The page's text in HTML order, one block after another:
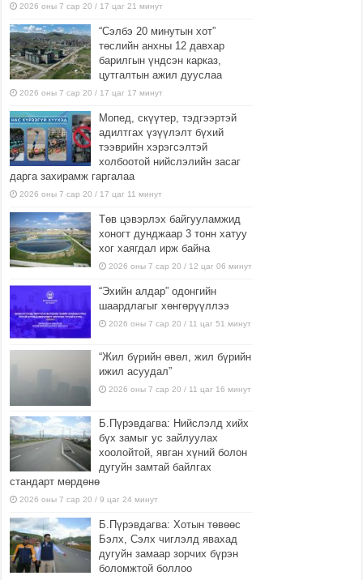
2026 оны 7 сар 20 / 17 цаг 21 минут
“Сэлбэ 20 минутын хот”
төслийн анхны 12 давхар
барилгын үндсэн карказ,
цутгалтын ажил дууслаа
2026 оны 7 сар 20 / 17 цаг 17 минут
Мопед, скүүтер, тэдгээртэй
адилтгах үзүүлэлт бүхий
тээврийн хэрэгсэлтэй
холбоотой нийслэлийн засаг
дарга захирамж гаргалаа
2026 оны 7 сар 20 / 17 цаг 11 минут
Төв цэвэрлэх байгууламжид
хоногт дунджаар 3 тонн хатуу
хог хаягдал ирж байна
2026 оны 7 сар 20 / 12 цаг 06 минут
“Эхийн алдар” одонгийн
шаардлагыг хөнгөрүүллээ
2026 оны 7 сар 20 / 11 цаг 51 минут
“Жил бүрийн өвөл, жил бүрийн
ижил асуудал”
2026 оны 7 сар 20 / 11 цаг 16 минут
Б.Пүрэвдагва: Нийслэлд хийх
бүх замыг ус зайлуулах
хоолойтой, явган хүний болон
дугуйн замтай байлгах
стандарт мөрдөнө
2026 оны 7 сар 20 / 9 цаг 24 минут
Б.Пүрэвдагва: Хотын төвөөс
Бэлх, Сэлх чиглэлд явахад
дугуйн замаар зорчих бүрэн
боломжтой боллоо